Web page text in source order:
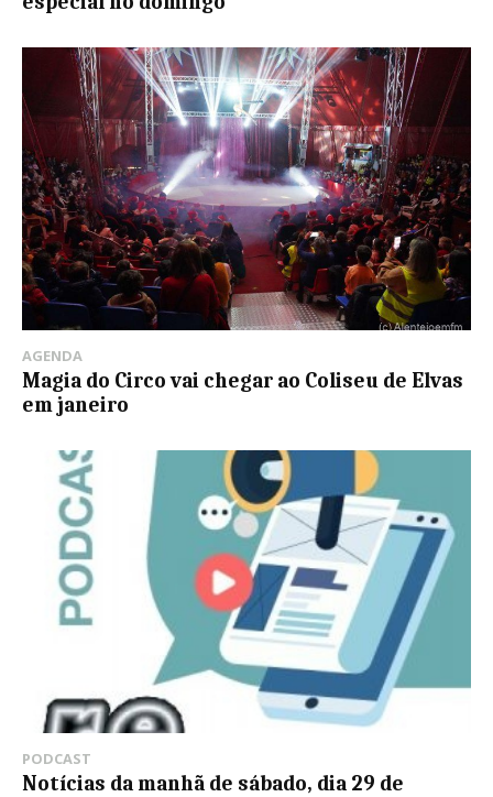
AGENDA
Magia do Circo vai chegar ao Coliseu de Elvas
em janeiro
PODCAST
Notícias da manhã de sábado, dia 29 de